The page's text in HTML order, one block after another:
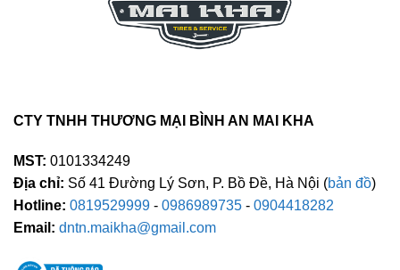
CTY TNHH THƯƠNG MẠI BÌNH AN MAI KHA
MST: 0101334249
Địa chỉ: Số 41 Đường Lý Sơn, P. Bồ Đề, Hà Nội (bản đồ)
Hotline: 0819529999 - 0986989735 - 0904418282
Email: dntn.maikha@gmail.com